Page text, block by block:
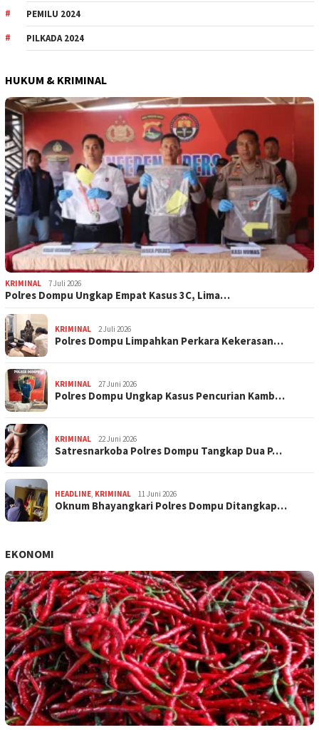
PEMILU 2024
PILKADA 2024
HUKUM & KRIMINAL
KRIMINAL 7 Juli 2026
Polres Dompu Ungkap Empat Kasus 3C, Lima…
KRIMINAL 2 Juli 2026
Polres Dompu Limpahkan Perkara Kekerasan…
KRIMINAL 27 Juni 2026
Polres Dompu Ungkap Kasus Pencurian Kamb…
KRIMINAL 22 Juni 2026
Satresnarkoba Polres Dompu Tangkap Dua P…
HEADLINE, KRIMINAL 11 Juni 2026
Oknum Bhayangkari Polres Dompu Ditangkap…
EKONOMI